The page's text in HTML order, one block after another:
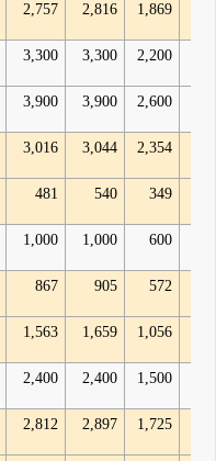
2,757 2,816 1,869
3,300 3,300 2,200
3,900 3,900 2,600
3,016 3,044 2,354
481 540 349
1,000 1,000 600
867 905 572
1,563 1,659 1,056
2,400 2,400 1,500
2,812 2,897 1,725